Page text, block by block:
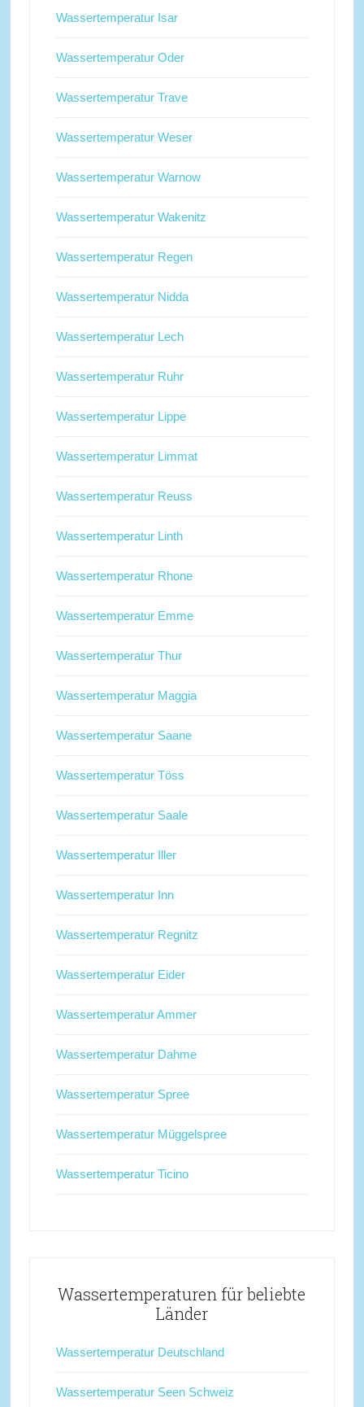
Wassertemperatur Isar
Wassertemperatur Oder
Wassertemperatur Trave
Wassertemperatur Weser
Wassertemperatur Warnow
Wassertemperatur Wakenitz
Wassertemperatur Regen
Wassertemperatur Nidda
Wassertemperatur Lech
Wassertemperatur Ruhr
Wassertemperatur Lippe
Wassertemperatur Limmat
Wassertemperatur Reuss
Wassertemperatur Linth
Wassertemperatur Rhone
Wassertemperatur Emme
Wassertemperatur Thur
Wassertemperatur Maggia
Wassertemperatur Saane
Wassertemperatur Töss
Wassertemperatur Saale
Wassertemperatur Iller
Wassertemperatur Inn
Wassertemperatur Regnitz
Wassertemperatur Eider
Wassertemperatur Ammer
Wassertemperatur Dahme
Wassertemperatur Spree
Wassertemperatur Müggelspree
Wassertemperatur Ticino
Wassertemperaturen für beliebte
Länder
Wassertemperatur Deutschland
Wassertemperatur Seen Schweiz